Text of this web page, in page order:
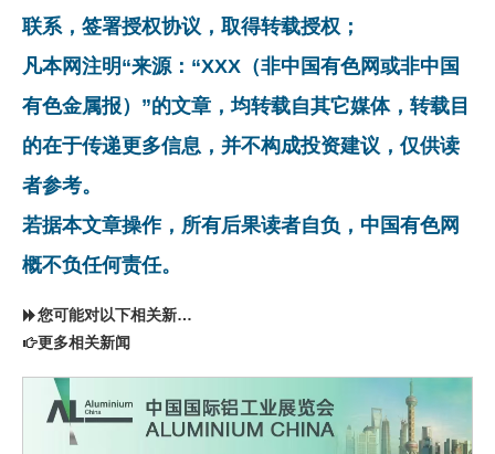
联系，签署授权协议，取得转载授权；
凡本网注明“来源：“XXX（非中国有色网或非中国
有色金属报）”的文章，均转载自其它媒体，转载目
的在于传递更多信息，并不构成投资建议，仅供读
者参考。
若据本文章操作，所有后果读者自负，中国有色网
概不负任何责任。
您可能对以下相关新闻同样感兴趣
更多相关新闻